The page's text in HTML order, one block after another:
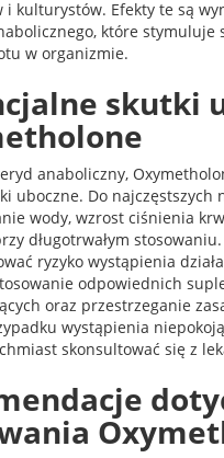
i kulturystów. Efekty te są
które stymuluje
w organizmie.
skutki
anaboliczny,
uboczne. Do najczęstszych
wody, wzrost ciśnienia
długotrwałym
ryzyko wystąpienia
odpowiednich
oraz przestrzeganie
wystąpienia
skonsultować się z